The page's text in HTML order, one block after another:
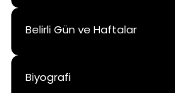
Belirli Gün ve Haftalar
Biyografi